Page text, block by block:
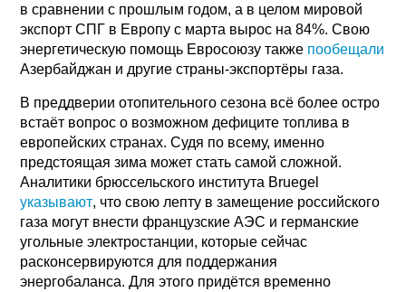
в сравнении с прошлым годом, а в целом мировой
экспорт СПГ в Европу с марта вырос на 84%. Свою
энергетическую помощь Евросоюзу также пообещали
Азербайджан и другие страны-экспортёры газа.
В преддверии отопительного сезона всё более остро
встаёт вопрос о возможном дефиците топлива в
европейских странах. Судя по всему, именно
предстоящая зима может стать самой сложной.
Аналитики брюссельского института Bruegel
указывают, что свою лепту в замещение российского
газа могут внести французские АЭС и германские
угольные электростанции, которые сейчас
расконсервируются для поддержания
энергобаланса. Для этого придётся временно